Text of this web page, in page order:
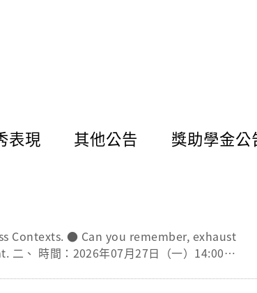
表現 其他公告 獎助學金公
Contexts. ● Can you remember, exhaust
時間：2026年07月27日（一）14:00~1